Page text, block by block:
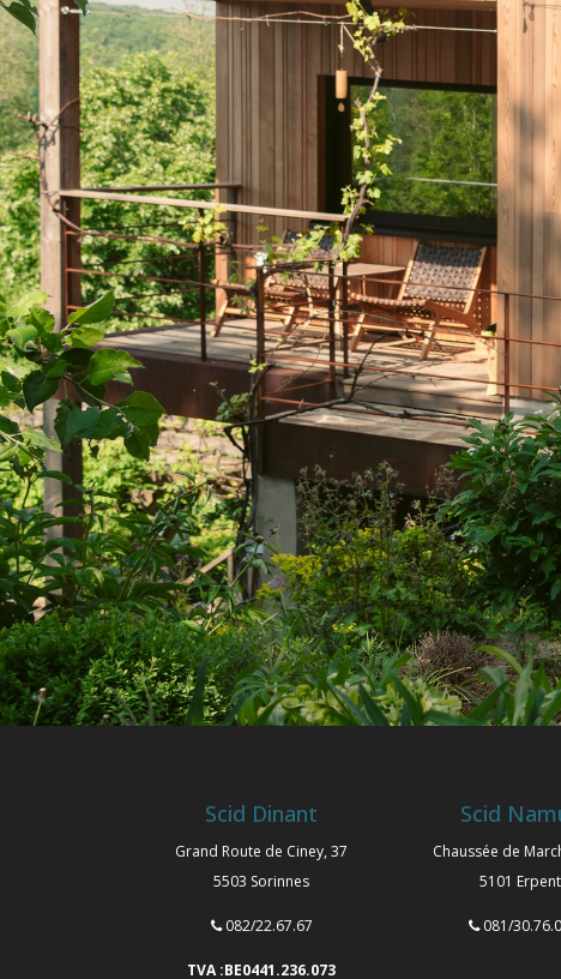
Scid Dinant
Grand Route de Ciney, 37
5503 Sorinnes
082/22.67.67
TVA :BE0441.236.073
Scid
Chaussée de
5101 Erpent
081/